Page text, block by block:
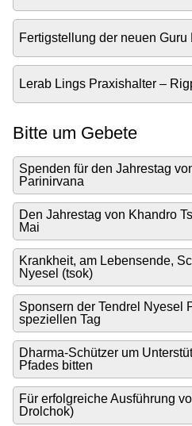
Fertigstellung der neuen
Lerab Lings Praxishalter –
Bitte um Gebete
Spenden für den Jahrestag
Parinirvana
Den Jahrestag von Khandro
Mai
Krankheit, am Lebensende,
Nyesel (tsok)
Sponsern der Tendrel Nyesel
speziellen Tag
Dharma-Schützer um
Pfades bitten
Für erfolgreiche Ausführung
Drolchok)